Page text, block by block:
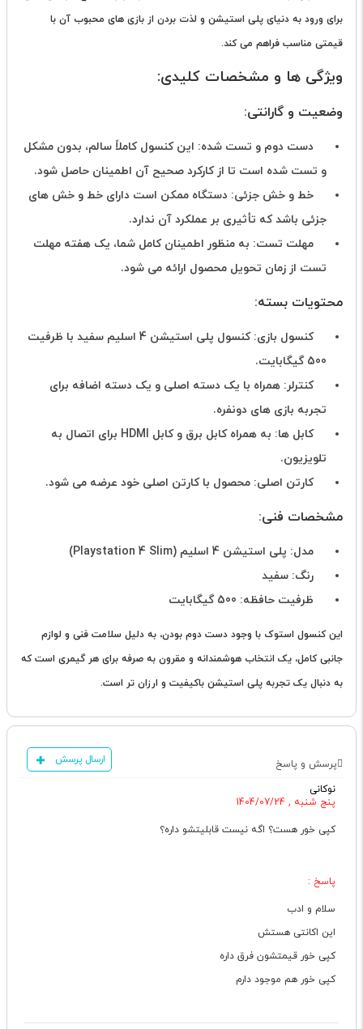
برای ورود به دنیای پلی استیشن و لذت بردن از بازی های محبوب آن با
قیمتی مناسب فراهم می کند.
ویژگی ها و مشخصات کلیدی:
وضعیت و گارانتی:
دست دوم و تست شده: این کنسول کاملاً سالم، بدون مشکل
و تست شده است تا از کارکرد صحیح آن اطمینان حاصل شود.
خط و خش جزئی: دستگاه ممکن است دارای خط و خش های
جزئی باشد که تأثیری بر عملکرد آن ندارد.
مهلت تست: به منظور اطمینان کامل شما، یک هفته مهلت
تست از زمان تحویل محصول ارائه می شود.
محتویات بسته:
کنسول بازی: کنسول پلی استیشن 4 اسلیم سفید با ظرفیت
500 گیگابایت.
کنترلر: همراه با یک دسته اصلی و یک دسته اضافه برای
تجربه بازی های دونفره.
کابل ها: به همراه کابل برق و کابل HDMI برای اتصال به
تلویزیون.
کارتن اصلی: محصول با کارتن اصلی خود عرضه می شود.
مشخصات فنی:
مدل: پلی استیشن 4 اسلیم (Playstation 4 Slim)
رنگ: سفید
ظرفیت حافظه: 500 گیگابایت
این کنسول استوک با وجود دست دوم بودن، به دلیل سلامت فنی و لوازم
جانبی کامل، یک انتخاب هوشمندانه و مقرون به صرفه برای هر گیمری است که
به دنبال یک تجربه پلی استیشن باکیفیت و ارزان تر است.
پرسش و پاسخ ارسال پرسش
نوکانی
پنج شنبه , 1404/07/24
کپی خور هست؟ اگه نیست قابلیتشو داره؟
پاسخ :
سلام و ادب
این اکانتی هستش
کپی خور قیمتشون فرق داره
کپی خور هم موجود دارم